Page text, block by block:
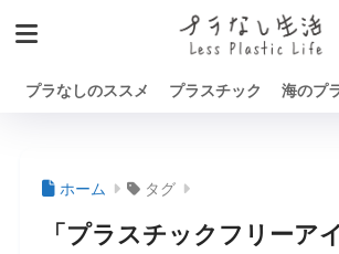
プラなしのススメ プラスチック 海のプ
ホーム タグ
「プラスチックフリーア